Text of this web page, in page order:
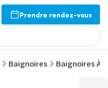
Prendre rendez-vous
Baignoires Baignoires À